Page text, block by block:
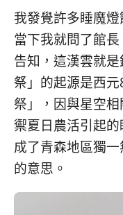
我發覺許多睡魔
當下我就問了館
告知，這漢雲就
祭」的起源是西
祭」，因與星空
禦夏日農活引起的
成了青森地區獨
的意思。